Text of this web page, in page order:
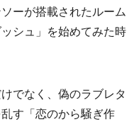
ーが搭載されたルーム
シュ」を始めてみた時
でなく、偽のラブレタ
す「恋のから騒ぎ作